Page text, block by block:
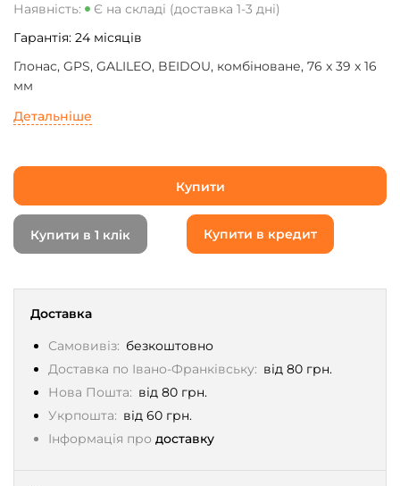
Доставка
Самовивіз: безкоштовно
Доставка по Івано-Франківську: від 80 грн.
Нова Пошта: від 80 грн.
Укрпошта: від 60 грн.
Інформація про доставку
Наявність:
Є на складі (доставка 1-3 дні)
Гарантія: 24 місяців
Глонас, GPS, GALILEO, BEIDOU, комбіноване, 76 x 39 x 16
мм
Детальніше
Купити
Купити в 1 клік Купити в кредит